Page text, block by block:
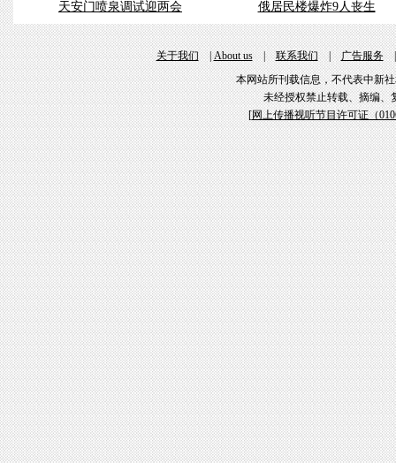
天安门喷泉调试迎两会 俄居民楼爆炸9人丧生
关于我们|About us|联系我们|广告服务
本网站所刊载信息，不代表中新
未经授权禁止转载、摘编、
[网上传播视听节目许可证（